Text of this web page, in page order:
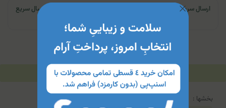
ارسال سریع | تهران و کرج: تحویل تا ۲۴ ساعت | سایر نقاط ایران: ارسال سریع
توضیحات مشخصات محصول جدول محتویات
بخشها :